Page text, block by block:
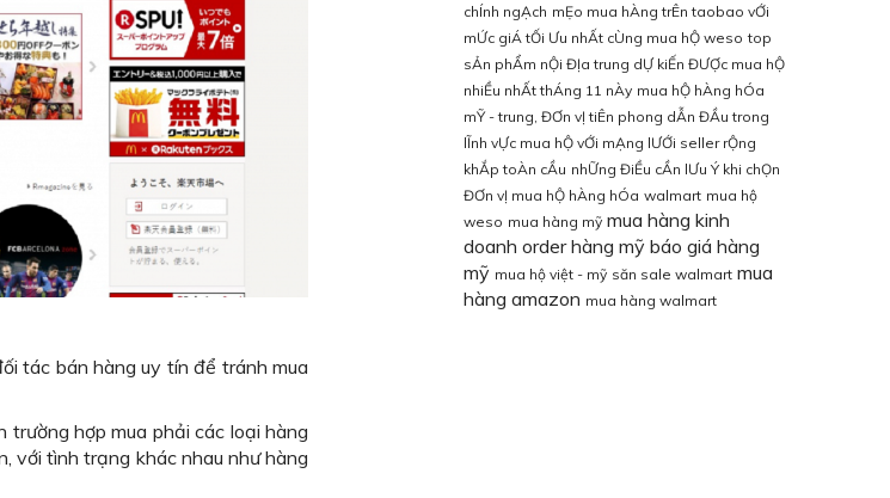
tác bán hàng uy tín để tránh mua
hợp mua phải các loại hàng
với tình trạng khác nhau như hàng
chÍnh ngẠch mẸo mua hÀng trÊn taobao vỚi
mỨc giÁ tỐi Ưu nhẤt cÙng mua hỘ weso top
sẢn phẨm nỘi ĐỊa trung dỰ kiẾn ĐƯỢc mua hỘ
nhiỀu nhẤt thÁng 11 nÀy mua hỘ hÀng hÓa
mỸ - trung, ĐƠn vỊ tiÊn phong dẪn ĐẦu trong
lĨnh vỰc mua hỘ vỚi mẠng lƯỚi seller rỘng
khẮp toÀn cẦu nhỮng ĐiỀu cẦn lƯu Ý khi chỌn
ĐƠn vỊ mua hỘ hÀng hÓa walmart mua hộ
weso mua hàng mỹ mua hàng kinh
doanh order hàng mỹ báo giá hàng
mỹ mua hộ việt - mỹ săn sale walmart mua
hàng amazon mua hàng walmart